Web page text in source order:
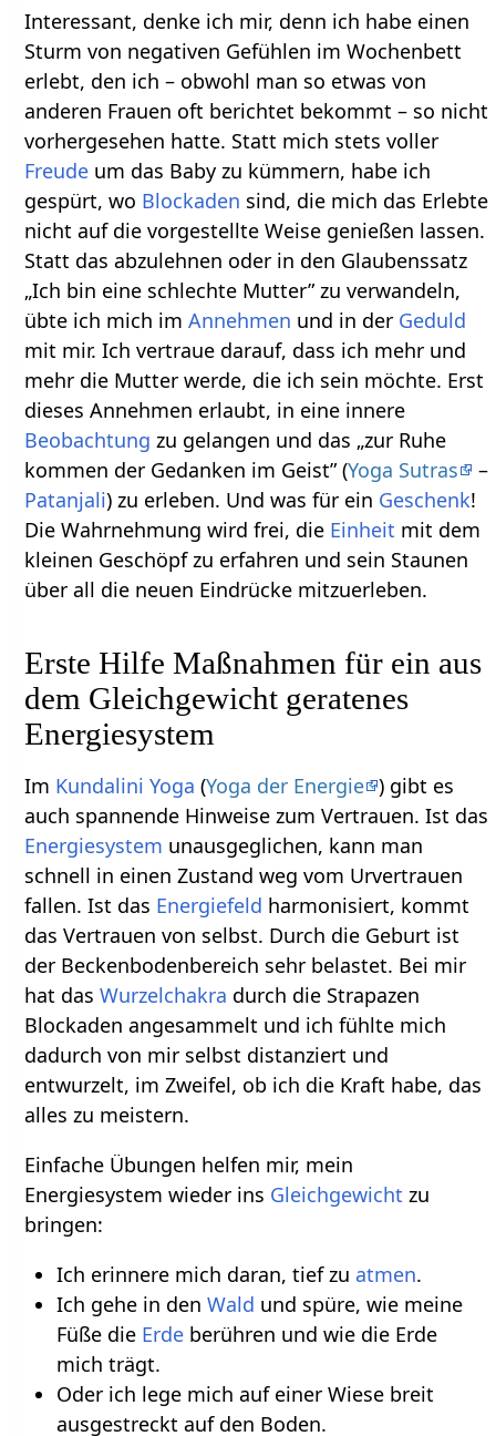
Interessant, denke ich mir, denn ich habe einen
Sturm von negativen Gefühlen im Wochenbett
erlebt, den ich – obwohl man so etwas von
anderen Frauen oft berichtet bekommt – so nicht
vorhergesehen hatte. Statt mich stets voller
Freude um das Baby zu kümmern, habe ich
gespürt, wo Blockaden sind, die mich das Erlebte
nicht auf die vorgestellte Weise genießen lassen.
Statt das abzulehnen oder in den Glaubenssatz
„Ich bin eine schlechte Mutter” zu verwandeln,
übte ich mich imAnnehmen und in der Geduld
mit mir. Ich vertraue darauf, dass ich mehr und
mehr die Mutter werde, die ich sein möchte. Erst
dieses Annehmen erlaubt, in eine innere
Beobachtung zu gelangen und das „zur Ruhe
kommen der Gedanken im Geist” (Yoga Sutras
–
Patanjali) zu erleben. Und was für ein Geschenk!
Die Wahrnehmung wird frei, die Einheit mit dem
kleinen Geschöpf zu erfahren und sein Staunen
über all die neuen Eindrücke mitzuerleben.
Erste Hilfe Maßnahmen für ein aus
dem Gleichgewicht geratenes
Energiesystem
Im Kundalini Yoga (Yoga der Energie ) gibt es
auch spannende Hinweise zum Vertrauen. Ist das
Energiesystem unausgeglichen, kann man
schnell in einen Zustand weg vom Urvertrauen
fallen. Ist das Energiefeld harmonisiert, kommt
das Vertrauen von selbst. Durch die Geburt ist
der Beckenbodenbereich sehr belastet. Bei mir
hat dasWurzelchakra durch die Strapazen
Blockaden angesammelt und ich fühlte mich
dadurch von mir selbst distanziert und
entwurzelt, im Zweifel, ob ich die Kraft habe, das
alles zu meistern.
Einfache Übungen helfen mir, mein
Energiesystem wieder ins Gleichgewicht zu
bringen:
Ich erinnere mich daran, tief zu atmen.
Ich gehe in den Wald und spüre, wie meine
Füße die Erdeberühren und wie die Erde
mich trägt.
Oder ich lege mich auf einer Wiese breit
ausgestreckt auf den Boden.